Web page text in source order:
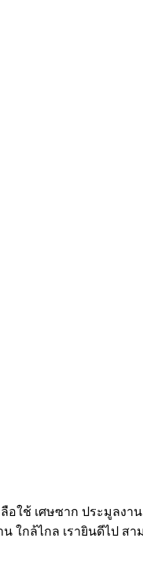
ใช้ เศษซาก ประมูลงา
ล้ไกล เรายินดีไป สาม